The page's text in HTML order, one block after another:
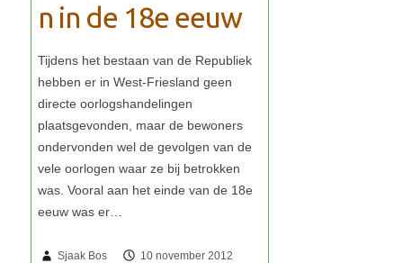
n in de 18e eeuw
Sjaak Bos 10 november 2012